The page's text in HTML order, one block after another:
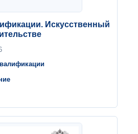
Искусственный